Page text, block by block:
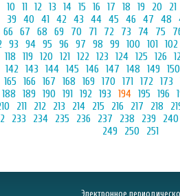
10 11 12 13 14 15 16 17 18 19 20
21
39 40 41 42 43 44 45 46 47 48
66 67 68 69 70 71 72 73 74 75
93 94 95 96 97 98 99 100 101
102
118 119 120 121 122 123 124 125 126
142 143 144 145 146 147 148 149 150
165 166 167 168 169 170 171 172 173
188 189 190 191 192 193 194 195 196
211 212 213 214 215 216 217 218
233 234 235 236 237 238 239
240
249
250 251
Электронное